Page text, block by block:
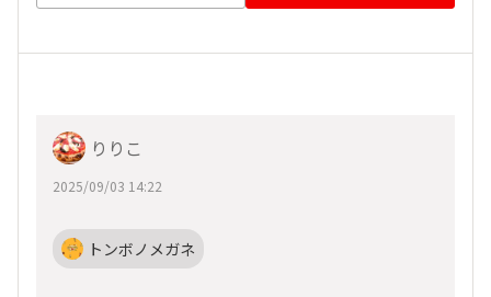
りりこ
2025/09/03 14:22
トンボノメガネ